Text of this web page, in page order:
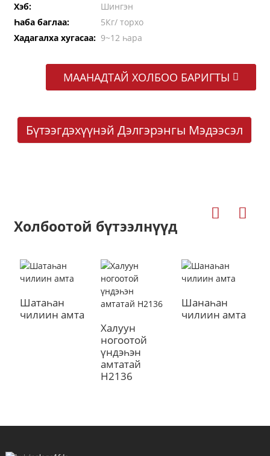
Хэб:
Шингэн
Һаба баглаа:
5Кг/ торхо
Хадагалха хугасаа: 9~12 һара
МААНАДТАЙ ХОЛБОО БАРИГТЫ
Бүтээгдэхүүнэй Дэлгэрэнгы Мэдээсэл
Холбоотой бүтээлнүүд
Шатаһан
чилиин амта
Халуун
ногоотой
үндэһэн
амтатай
H2136
Шанаһан
чилиин амта